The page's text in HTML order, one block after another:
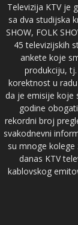
Televizija KTV je
sa dva studijska
SHOW, FOLK
45 televizijskih
ankete koje
produkciju,
korektnost u
da je emisije koje
godine
rekordni broj
svakodnevni
su mnoge
danas KTV
kablovskog